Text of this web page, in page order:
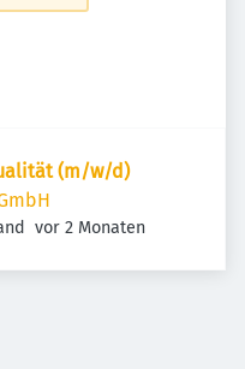
(m/w/d)
Veröffentlicht:
vor 2 Monaten